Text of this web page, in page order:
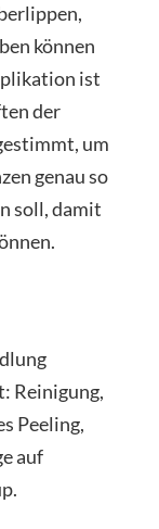
können
ist
der
um
genau so
soll, damit
Reinigung,
Peeling,
auf